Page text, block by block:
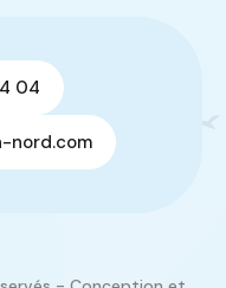
04
nord.com